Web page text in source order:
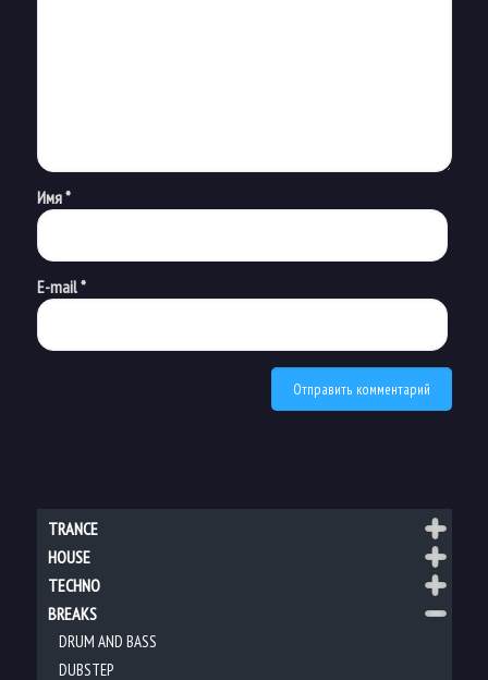
Имя*
E-mail*
TRANCE
HOUSE
TECHNO
BREAKS
DRUM AND BASS
DUBSTEP